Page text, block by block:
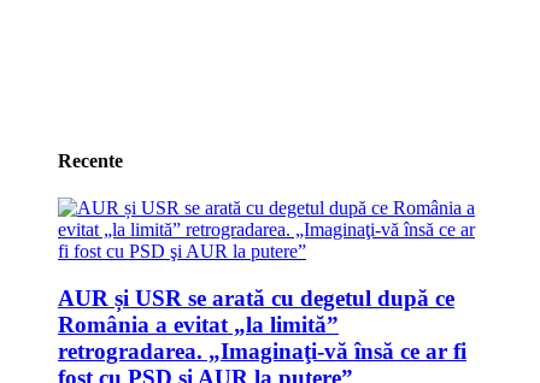
Recente
AUR și USR se arată cu degetul după ce
România a evitat „la limită”
retrogradarea. „Imaginaţi-vă însă ce ar fi
fost cu PSD şi AUR la putere”